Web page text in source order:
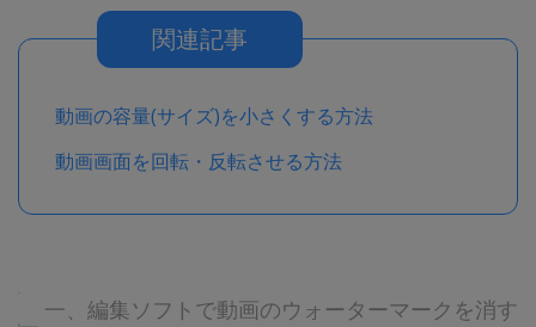
関連記事
動画の容量(サイズ)を小さくする方法
動画画面を回転・反転させる方法
一、編集ソフトで動画のウォーターマークを消す